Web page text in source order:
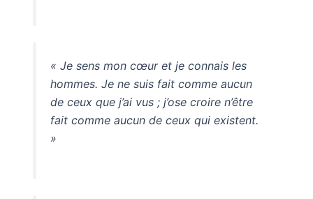
« Je sens mon cœur et je connais les
hommes. Je ne suis fait comme aucun
de ceux que j’ai vus ; j’ose croire n’être
fait comme aucun de ceux qui existent.
»